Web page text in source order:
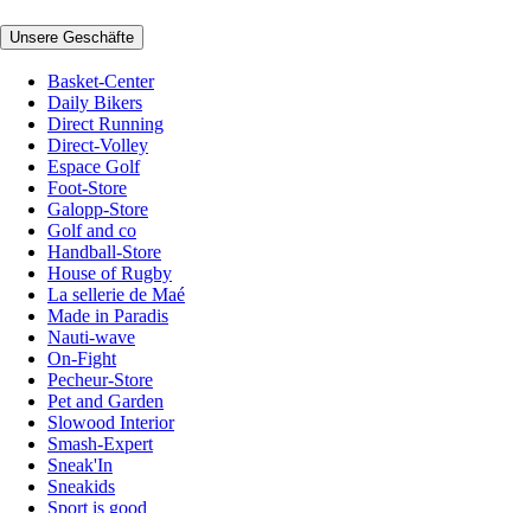
Unsere Geschäfte
Basket-Center
Daily Bikers
Direct Running
Direct-Volley
Espace Golf
Foot-Store
Galopp-Store
Golf and co
Handball-Store
House of Rugby
La sellerie de Maé
Made in Paradis
Nauti-wave
On-Fight
Pecheur-Store
Pet and Garden
Slowood Interior
Smash-Expert
Sneak'In
Sneakids
Sport is good